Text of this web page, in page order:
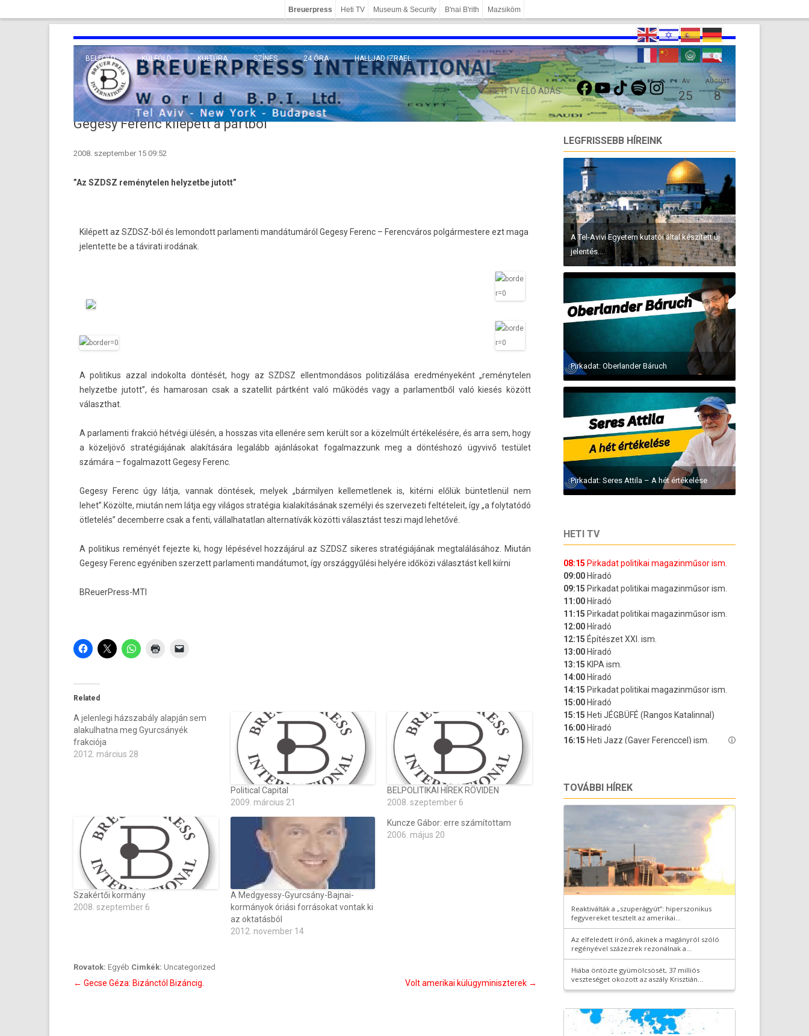
Breuerpress Heti TV Museum & Security B'nai B'rith Mazsiköm
BELFÖLD KÜLFÖLD
EURÓPA
KÖZEL-KELET
TÁVOL-KELET
TENGERENTÚL
KULTÚRA
TUDOMÁNY
VALLÁS
SZÍNES 24 ÓRA HALLJAD IZRAEL
HETI TV ÉLŐ ADÁS
FACEBOOKYOUTUBETIKTOKSPOTIFYINSTAGRAMÁV
25
AUGUST
8
Gegesy Ferenc kilépett a pártból
2008. szeptember 15 09:52
”Az SZDSZ reménytelen helyzetbe jutott”
Kilépett az SZDSZ-ből és lemondott parlamenti mandátumáról Gegesy Ferenc – Ferencváros polgármestere ezt maga
jelentette be a távirati irodának.
A politikus azzal in­dokol­ta döntését, hogy az SZDSZ el­lentmon­dásos politizálása eredményeként „re­ménytel­en
helyzet­be jutott”, és hamarosan csak a szatel­lit pártként való működés vagy a par­lamentből való kiesés között
választhat.
A par­lamen­ti frak­ció hétvégi ülésén, a hosszas vita ellenére sem került sor a közelmúlt értékelésére, és arra sem, hogy
a közeljövő stratégiájának alakítására legalább ajánlásokat fogal­mazzunk meg a döntéshozó ügyvivő testület
számára – fogal­mazott Gegesy Ferenc.
Gegesy Ferenc úgy látja, van­nak döntések, melyek „bár­mily­en kel­lemet­lenek is, kitérni előlük bün­tetlenül nem
lehet”.Közölte, miután nem látja egy világos stratégia kialakításának személyi és szer­vezeti fel­tételeit, így „a folytatódó
ötletelés” de­cem­berre csak a fenti, vál­lalhatat­lan al­ter­natívák közötti választást teszi majd lehetővé.
A politikus reményét fejez­te ki, hogy lépésével hozzájárul az SZDSZ sikeres stratégiájának meg­találásához. Miután
Gegesy Ferenc egyéniben szer­zett par­lamen­ti mandátumot, így országgyűlési helyére időközi választást kell kiírni
BReuerPress-MTI
Related
A jelenlegi házszabály alapján sem
alakulhatna meg Gyurcsányék
frakciója
2012. március 28
Political Capital
2009. március 21
BELPOLITIKAI HÍREK RÖVIDEN
2008. szeptember 6
Szakértői kormány
2008. szeptember 6
A Medgyessy-Gyurcsány-Bajnai-
kormányok óriási forrásokat vontak ki
az oktatásból
2012. november 14
Kuncze Gábor: erre számítottam
2006. május 20
Rovatok: Egyéb Cimkék: Uncategorized
Bejegyzés
← Gecse Géza: Bizánctól Bizáncig. Volt amerikai külügyminiszterek →
LEGFRISSEBB HÍREINK
A Tel-Avivi Egyetem kutatói által készített új
jelentés...
Pirkadat: Oberlander Báruch
Pirkadat: Seres Attila – A hét értékelése
HETI TV
TOVÁBBI HÍREK